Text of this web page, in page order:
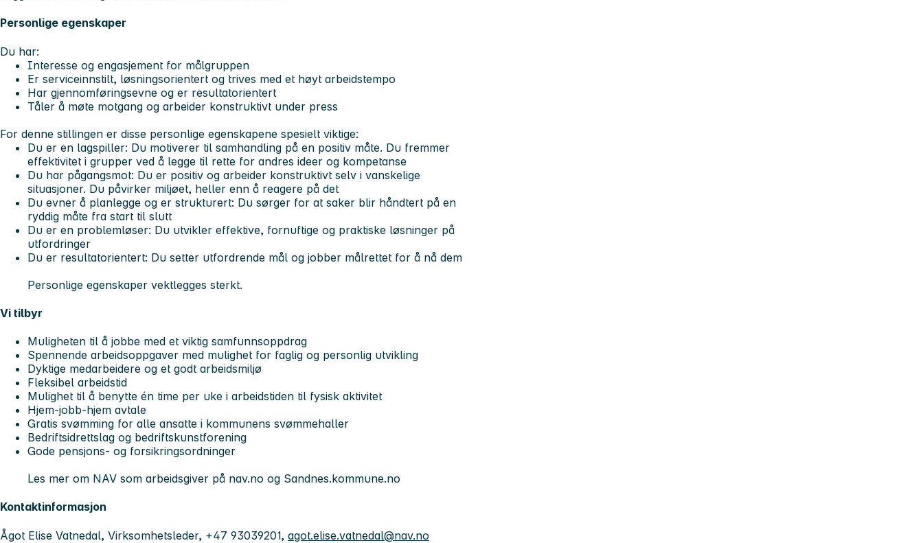
Personlige egenskaper
Du har:
Interesse og engasjement for målgruppen
Er serviceinnstilt, løsningsorientert og trives med et høyt arbeidstempo
Har gjennomføringsevne og er resultatorientert
Tåler å møte motgang og arbeider konstruktivt under press
For denne stillingen er disse personlige egenskapene spesielt viktige:
Du er en lagspiller: Du motiverer til samhandling på en positiv måte. Du fremmer
effektivitet i grupper ved å legge til rette for andres ideer og kompetanse
Du har pågangsmot: Du er positiv og arbeider konstruktivt selv i vanskelige
situasjoner. Du påvirker miljøet, heller enn å reagere på det
Du evner å planlegge og er strukturert: Du sørger for at saker blir håndtert på en
ryddig måte fra start til slutt
Du er en problemløser: Du utvikler effektive, fornuftige og praktiske løsninger på
utfordringer
Du er resultatorientert: Du setter utfordrende mål og jobber målrettet for å nå dem
Personlige egenskaper vektlegges sterkt.
Vi tilbyr
Muligheten til å jobbe med et viktig samfunnsoppdrag
Spennende arbeidsoppgaver med mulighet for faglig og personlig utvikling
Dyktige medarbeidere og et godt arbeidsmiljø
Fleksibel arbeidstid
Mulighet til å benytte én time per uke i arbeidstiden til fysisk aktivitet
Hjem-jobb-hjem avtale
Gratis svømming for alle ansatte i kommunens svømmehaller
Bedriftsidrettslag og bedriftskunstforening
Gode pensjons- og forsikringsordninger
Les mer om NAV som arbeidsgiver på nav.no og Sandnes.kommune.no
Kontaktinformasjon
Ågot Elise Vatnedal, Virksomhetsleder, +47 93039201, agot.elise.vatnedal@nav.no